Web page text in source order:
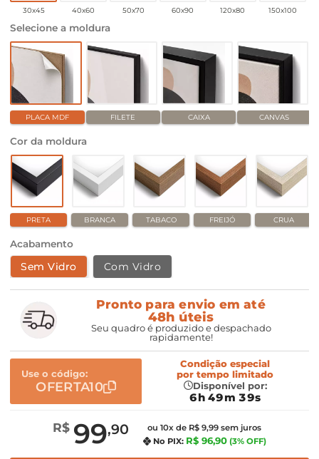
30x45 40x60 50x70 60x90 120x80 150x100
Selecione a moldura
PLACA MDF FILETE CAIXA CANVAS
Cor da moldura
PRETA BRANCA TABACO FREIJÓ CRUA
Acabamento
Sem Vidro Com Vidro
Pronto para envio em até
48h úteis
Seu quadro é produzido e despachado
rapidamente!
Use o código:
OFERTA10
Condição especial
por tempo limitado
Disponível por:
6h 49m 38s
R$ 99,90
ou 10x de R$ 9,99 sem juros
No PIX: R$ 96,90 (3% OFF)